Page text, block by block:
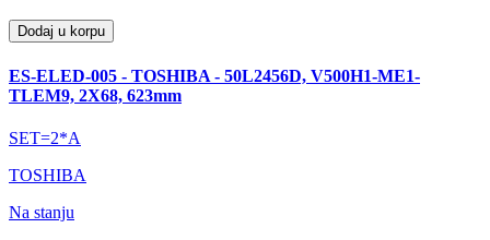
Dodaj u korpu
ES-ELED-005 - TOSHIBA - 50L2456D, V500H1-ME1-
TLEM9, 2X68, 623mm
SET=2*A
TOSHIBA
Na stanju